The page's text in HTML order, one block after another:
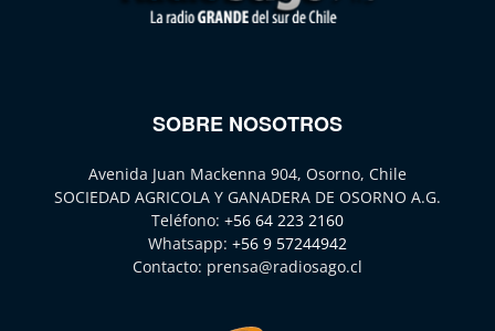
SOBRE NOSOTROS
Avenida Juan Mackenna 904, Osorno, Chile
SOCIEDAD AGRICOLA Y GANADERA DE OSORNO A.G.
Teléfono: +56 64 223 2160
Whatsapp: +56 9 57244942
Contacto: prensa@radiosago.cl